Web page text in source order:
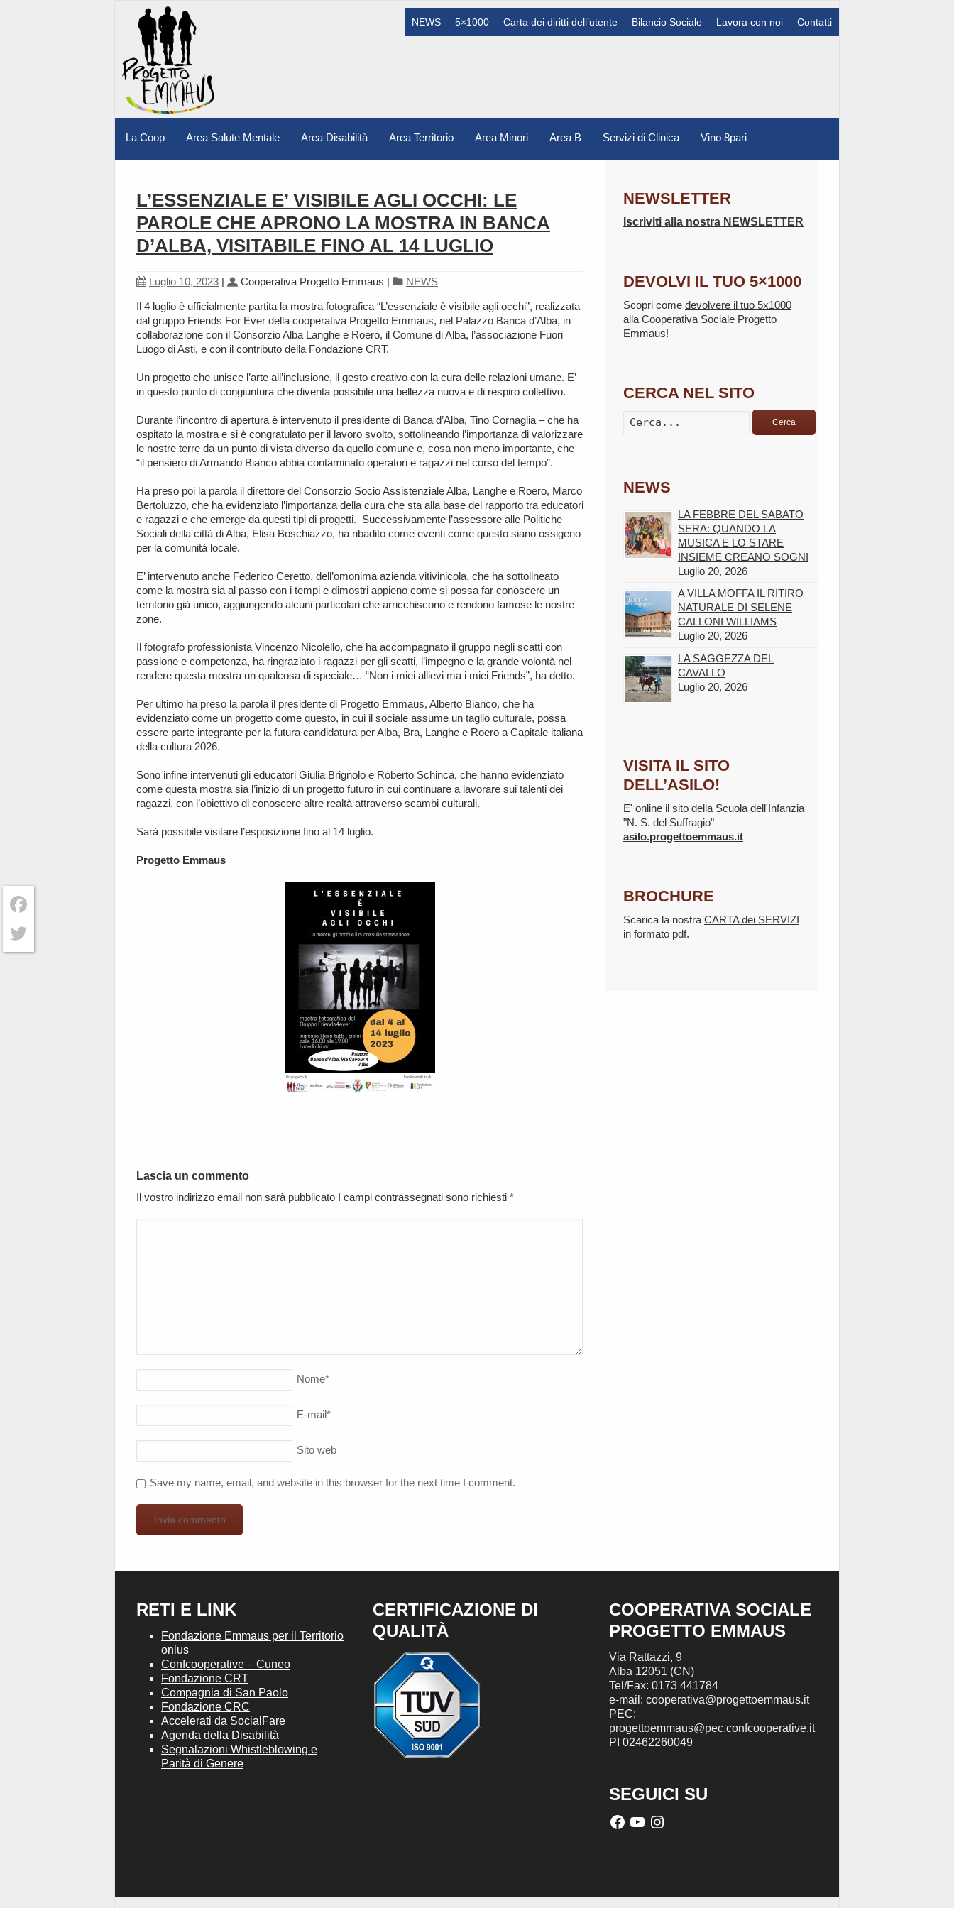
Contatti
Lavora con noi
Bilancio Sociale
Carta dei diritti dell’utente
5×1000
NEWS
La Coop Area Salute Mentale Area Disabilità Area Territorio Area Minori Area B Servizi di Clinica Vino 8pari
L’ESSENZIALE E’ VISIBILE AGLI OCCHI: LE
PAROLE CHE APRONO LA MOSTRA IN BANCA
D’ALBA, VISITABILE FINO AL 14 LUGLIO
Luglio 10, 2023 | Cooperativa Progetto Emmaus | NEWS
Il 4 luglio è ufficialmente partita la mostra fotografica “L’essenziale è visibile agli occhi”, realizzata
dal gruppo Friends For Ever della cooperativa Progetto Emmaus, nel Palazzo Banca d’Alba, in
collaborazione con il Consorzio Alba Langhe e Roero, il Comune di Alba, l’associazione Fuori
Luogo di Asti, e con il contributo della Fondazione CRT.
Un progetto che unisce l’arte all’inclusione, il gesto creativo con la cura delle relazioni umane. E’
in questo punto di congiuntura che diventa possibile una bellezza nuova e di respiro collettivo.
Durante l’incontro di apertura è intervenuto il presidente di Banca d’Alba, Tino Cornaglia – che ha
ospitato la mostra e si è congratulato per il lavoro svolto, sottolineando l’importanza di valorizzare
le nostre terre da un punto di vista diverso da quello comune e, cosa non meno importante, che
“il pensiero di Armando Bianco abbia contaminato operatori e ragazzi nel corso del tempo”.
Ha preso poi la parola il direttore del Consorzio Socio Assistenziale Alba, Langhe e Roero, Marco
Bertoluzzo, che ha evidenziato l’importanza della cura che sta alla base del rapporto tra educatori
e ragazzi e che emerge da questi tipi di progetti. Successivamente l’assessore alle Politiche
Sociali della città di Alba, Elisa Boschiazzo, ha ribadito come eventi come questo siano ossigeno
per la comunità locale.
E’ intervenuto anche Federico Ceretto, dell’omonima azienda vitivinicola, che ha sottolineato
come la mostra sia al passo con i tempi e dimostri appieno come si possa far conoscere un
territorio già unico, aggiungendo alcuni particolari che arricchiscono e rendono famose le nostre
zone.
Il fotografo professionista Vincenzo Nicolello, che ha accompagnato il gruppo negli scatti con
passione e competenza, ha ringraziato i ragazzi per gli scatti, l’impegno e la grande volontà nel
rendere questa mostra un qualcosa di speciale… “Non i miei allievi ma i miei Friends”, ha detto.
Per ultimo ha preso la parola il presidente di Progetto Emmaus, Alberto Bianco, che ha
evidenziato come un progetto come questo, in cui il sociale assume un taglio culturale, possa
essere parte integrante per la futura candidatura per Alba, Bra, Langhe e Roero a Capitale italiana
della cultura 2026.
Sono infine intervenuti gli educatori Giulia Brignolo e Roberto Schinca, che hanno evidenziato
come questa mostra sia l’inizio di un progetto futuro in cui continuare a lavorare sui talenti dei
ragazzi, con l’obiettivo di conoscere altre realtà attraverso scambi culturali.
Sarà possibile visitare l’esposizione fino al 14 luglio.
Progetto Emmaus
Lascia un commento
Il vostro indirizzo email non sarà pubblicato I campi contrassegnati sono richiesti *
Nome*
E-mail*
Sito web
Save my name, email, and website in this browser for the next time I comment.
NEWSLETTER
Iscriviti alla nostra NEWSLETTER
DEVOLVI IL TUO 5×1000
Scopri come devolvere il tuo 5x1000
alla Cooperativa Sociale Progetto
Emmaus!
CERCA NEL SITO
Cerca
NEWS
LA FEBBRE DEL SABATO
SERA: QUANDO LA
MUSICA E LO STARE
INSIEME CREANO SOGNI
Luglio 20, 2026
A VILLA MOFFA IL RITIRO
NATURALE DI SELENE
CALLONI WILLIAMS
Luglio 20, 2026
LA SAGGEZZA DEL
CAVALLO
Luglio 20, 2026
VISITA IL SITO
DELL’ASILO!
E' online il sito della Scuola dell'Infanzia
"N. S. del Suffragio"
asilo.progettoemmaus.it
BROCHURE
Scarica la nostra CARTA dei SERVIZI
in formato pdf.
RETI E LINK
Fondazione Emmaus per il Territorio
onlus
Confcooperative – Cuneo
Fondazione CRT
Compagnia di San Paolo
Fondazione CRC
Accelerati da SocialFare
Agenda della Disabilità
Segnalazioni Whistleblowing e
Parità di Genere
CERTIFICAZIONE DI
QUALITÀ
COOPERATIVA SOCIALE
PROGETTO EMMAUS
Via Rattazzi, 9
Alba 12051 (CN)
Tel/Fax: 0173 441784
e-mail: cooperativa@progettoemmaus.it
PEC:
progettoemmaus@pec.confcooperative.it
PI 02462260049
SEGUICI SU
Facebook
Twitter